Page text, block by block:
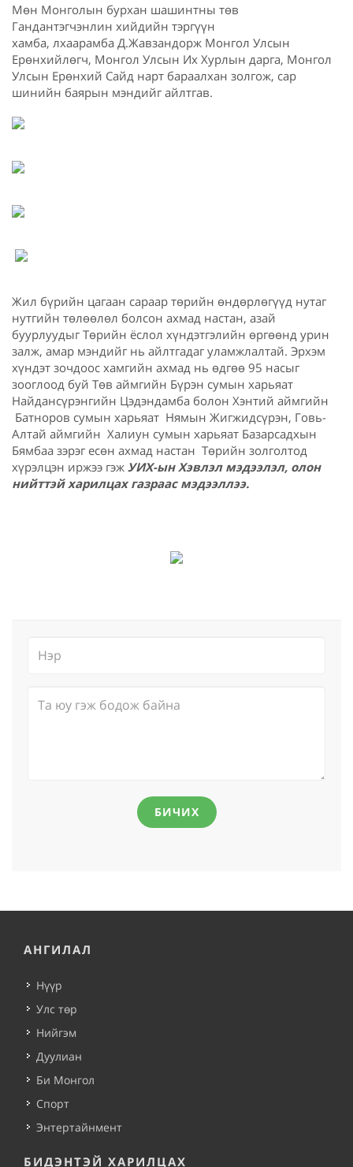
Мөн Монголын бурхан шашинтны төв
Гандантэгчэнлин хийдийн тэргүүн
хамба, лхаарамба Д.Жавзандорж Монгол Улсын
Ерөнхийлөгч, Монгол Улсын Их Хурлын дарга, Монгол
Улсын Ерөнхий Сайд нарт бараалхан золгож, сар
шинийн баярын мэндийг айлтгав.
Жил бүрийн цагаан сараар төрийн өндөрлөгүүд нутаг
нутгийн төлөөлөл болсон ахмад настан, азай
буурлуудыг Төрийн ёслол хүндэтгэлийн өргөөнд урин
залж, амар мэндийг нь айлтгадаг уламжлалтай. Эрхэм
хүндэт зочдоос хамгийн ахмад нь өдгөө 95 насыг
зооглоод буй Төв аймгийн Бүрэн сумын харьяат
Найдансүрэнгийн Цэдэндамба болон Хэнтий аймгийн
Батноров сумын харьяат Нямын Жигжидсүрэн, Говь-
Алтай аймгийн Халиун сумын харьяат Базарсадхын
Бямбаа зэрэг есөн ахмад настан Төрийн золголтод
хүрэлцэн иржээ гэж УИХ-ын Хэвлэл мэдээлэл, олон
нийттэй харилцах газраас мэдээллээ.
БИЧИХ
АНГИЛАЛ
Нүүр
Улс төр
Нийгэм
Дуулиан
Би Монгол
Спорт
Энтертайнмент
БИДЭНТЭЙ ХАРИЛЦАХ